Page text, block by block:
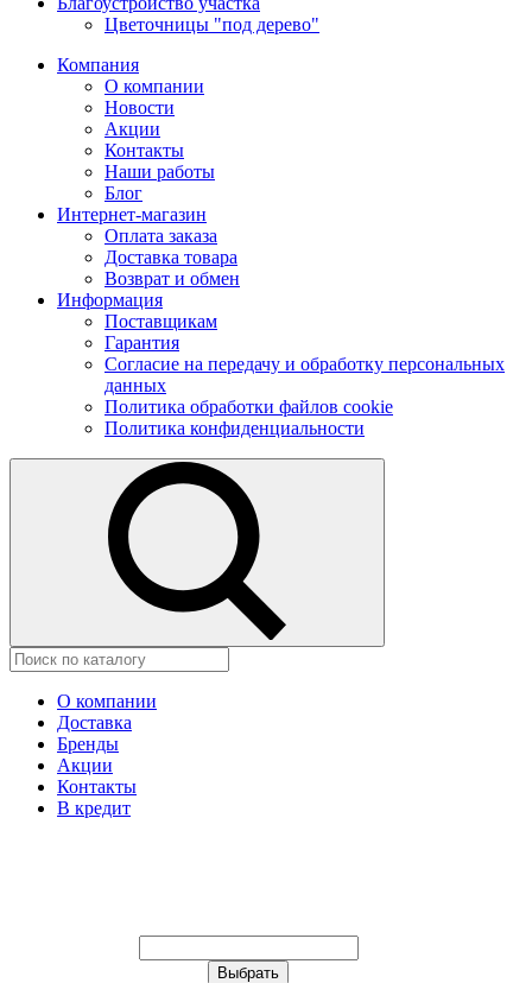
Цветочницы "под дерево"
Компания
О компании
Новости
Акции
Контакты
Наши работы
Блог
Интернет-магазин
Оплата заказа
Доставка товара
Возврат и обмен
Информация
Поставщикам
Гарантия
Согласие на передачу и обработку персональных
данных
Политика обработки файлов cookie
Политика конфиденциальности
О компании
Доставка
Бренды
Акции
Контакты
В кредит